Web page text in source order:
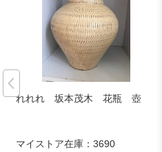
れれれ 坂本茂木 花瓶 壺
マイストア在庫： 3690